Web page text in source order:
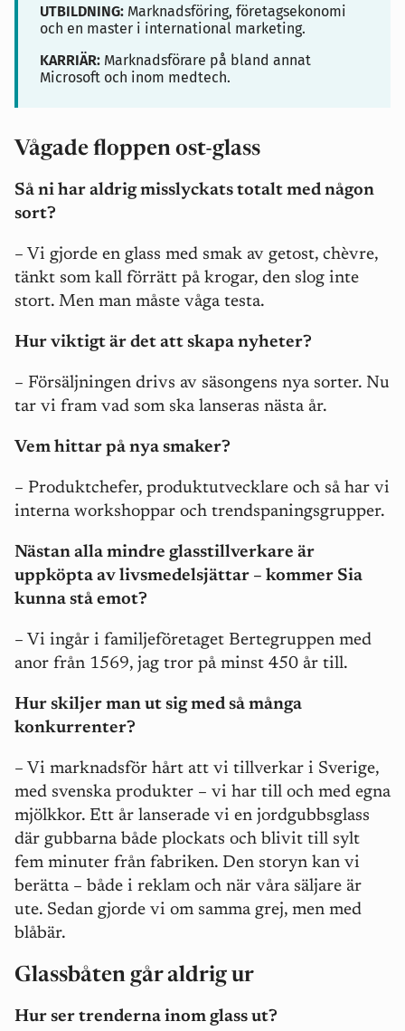
UTBILDNING: Marknadsföring, företagsekonomi
och en master i international marketing.
KARRIÄR: Marknadsförare på bland annat
Microsoft och inom medtech.
Vågade floppen ost-glass
Så ni har aldrig misslyckats totalt med någon
sort?
– Vi gjorde en glass med smak av getost, chèvre,
tänkt som kall förrätt på krogar, den slog inte
stort. Men man måste våga testa.
Hur viktigt är det att skapa nyheter?
– Försäljningen drivs av säsongens nya sorter. Nu
tar vi fram vad som ska lanseras nästa år.
Vem hittar på nya smaker?
– Produktchefer, produktutvecklare och så har vi
interna workshoppar och trendspaningsgrupper.
Nästan alla mindre glasstillverkare är
uppköpta av livsmedelsjättar – kommer Sia
kunna stå emot?
– Vi ingår i familjeföretaget Bertegruppen med
anor från 1569, jag tror på minst 450 år till.
Hur skiljer man ut sig med så många
konkurrenter?
– Vi marknadsför hårt att vi tillverkar i Sverige,
med svenska produkter – vi har till och med egna
mjölkkor. Ett år lanserade vi en jordgubbsglass
där gubbarna både plockats och blivit till sylt
fem minuter från fabriken. Den storyn kan vi
berätta – både i reklam och när våra säljare är
ute. Sedan gjorde vi om samma grej, men med
blåbär.
Glassbåten går aldrig ur
Hur ser trenderna inom glass ut?